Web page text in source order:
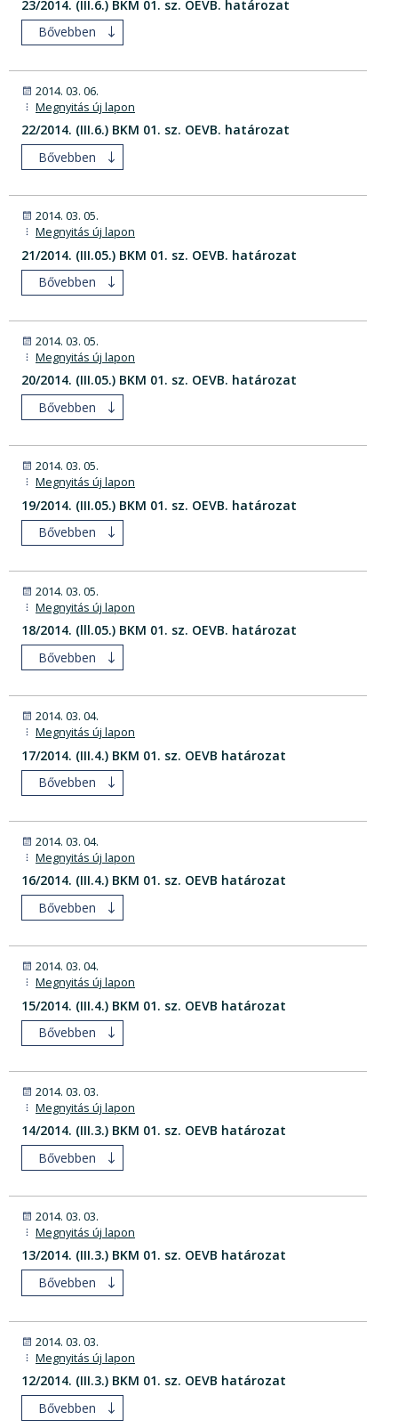
23/2014. (III.6.) BKM 01. sz. OEVB. határozat
Bővebben
2014. 03. 06.
Megnyitás új lapon
22/2014. (III.6.) BKM 01. sz. OEVB. határozat
Bővebben
2014. 03. 05.
Megnyitás új lapon
21/2014. (III.05.) BKM 01. sz. OEVB. határozat
Bővebben
2014. 03. 05.
Megnyitás új lapon
20/2014. (III.05.) BKM 01. sz. OEVB. határozat
Bővebben
2014. 03. 05.
Megnyitás új lapon
19/2014. (III.05.) BKM 01. sz. OEVB. határozat
Bővebben
2014. 03. 05.
Megnyitás új lapon
18/2014. (lll.05.) BKM 01. sz. OEVB. határozat
Bővebben
2014. 03. 04.
Megnyitás új lapon
17/2014. (III.4.) BKM 01. sz. OEVB határozat
Bővebben
2014. 03. 04.
Megnyitás új lapon
16/2014. (III.4.) BKM 01. sz. OEVB határozat
Bővebben
2014. 03. 04.
Megnyitás új lapon
15/2014. (III.4.) BKM 01. sz. OEVB határozat
Bővebben
2014. 03. 03.
Megnyitás új lapon
14/2014. (III.3.) BKM 01. sz. OEVB határozat
Bővebben
2014. 03. 03.
Megnyitás új lapon
13/2014. (III.3.) BKM 01. sz. OEVB határozat
Bővebben
2014. 03. 03.
Megnyitás új lapon
12/2014. (III.3.) BKM 01. sz. OEVB határozat
Bővebben